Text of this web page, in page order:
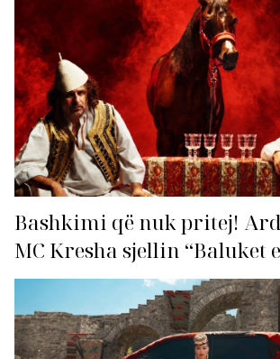
Bashkimi që nuk pritej!
MC Kresha sjellin “Baluket
ndezin rrjetin!